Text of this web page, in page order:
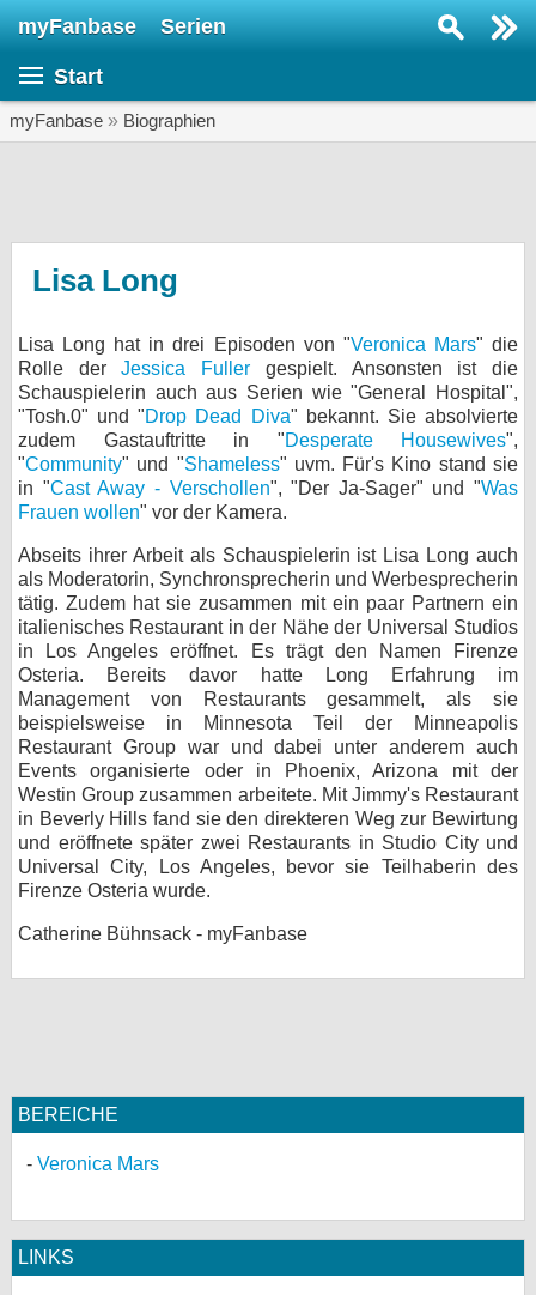
myFanbase Serien
Start
myFanbase » Biographien
Lisa Long
Lisa Long hat in drei Episoden von "Veronica Mars" die
Rolle derJessica Fuller gespielt. Ansonsten ist die
Schauspielerin auch aus Serien wie "General Hospital",
"Tosh.0" und "Drop Dead Diva" bekannt. Sie absolvierte
zudem Gastauftritte in "Desperate Housewives",
"Community" und "Shameless" uvm. Für's Kino stand sie
in "Cast Away - Verschollen", "Der Ja-Sager" und "Was
Frauen wollen" vor der Kamera.
Abseits ihrer Arbeit als Schauspielerin ist Lisa Long auch
als Moderatorin, Synchronsprecherin und Werbesprecherin
tätig. Zudem hat sie zusammen mit ein paar Partnern ein
italienisches Restaurant in der Nähe der Universal Studios
in Los Angeles eröffnet. Es trägt den Namen Firenze
Osteria. Bereits davor hatte Long Erfahrung im
Management von Restaurants gesammelt, als sie
beispielsweise in Minnesota Teil der Minneapolis
Restaurant Group war und dabei unter anderem auch
Events organisierte oder in Phoenix, Arizona mit der
Westin Group zusammen arbeitete. Mit Jimmy's Restaurant
in Beverly Hills fand sie den direkteren Weg zur Bewirtung
und eröffnete später zwei Restaurants in Studio City und
Universal City, Los Angeles, bevor sie Teilhaberin des
Firenze Osteria wurde.
Catherine Bühnsack - myFanbase
BEREICHE
Veronica Mars
LINKS
KULTUR
Specials
SERVICE
Gewinnspiele
Forum
bei Facebook
Kontakt
Nutzungsbedingungen
Datenschutz
Cookie-Einstellungen
Desktop-Ansicht
myFanbase